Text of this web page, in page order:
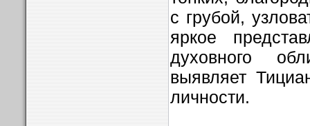
с грубой,
яркое
духовного
выявляет
личности.